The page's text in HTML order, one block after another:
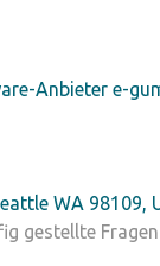
Anbieter e-
WA 98109,
gestellte